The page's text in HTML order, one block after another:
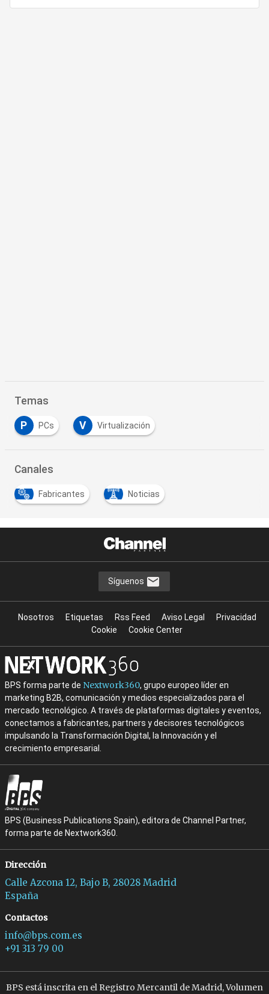
Temas
P PCs V Virtualización
Canales
Fabricantes Noticias
Síguenos
Nosotros Etiquetas Rss Feed Aviso Legal
Privacidad
Cookie
Cookie Center
BPS forma parte de Nextwork360, grupo europeo líder en
marketing B2B, comunicación y medios especializados para el
mercado tecnológico. A través de plataformas digitales y eventos,
conectamos a fabricantes, partners y decisores tecnológicos
impulsando la Transformación Digital, la Innovación y el
crecimiento empresarial.
BPS (Business Publications Spain), editora de Channel Partner,
forma parte de Nextwork360.
Dirección
Calle Azcona 12, Bajo B, 28028 Madrid
España
Contactos
info@bps.com.es
+91 313 79 00
BPS está inscrita en el Registro Mercantil de Madrid, Volumen